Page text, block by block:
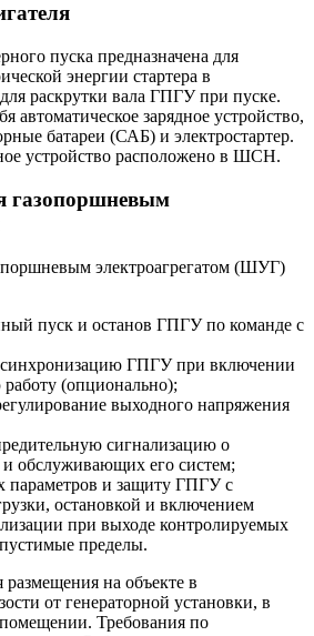
пуска предназначена для
энергии стартера в
раскрутки вала ГПГУ при пуске.
автоматическое зарядное устройство,
батареи (САБ) и электростартер.
устройство расположено в ШСН.
газопоршневым
электроагрегатом (ШУГ)
пуск и останов ГПГУ по команде с
синхронизацию ГПГУ при включении
(опционально);
выходного напряжения
сигнализацию о
обслуживающих его систем;
параметров и защиту ГПГУ с
остановкой и включением
при выходе контролируемых
пределы.
на объекте в
от генераторной установки, в
Требования по